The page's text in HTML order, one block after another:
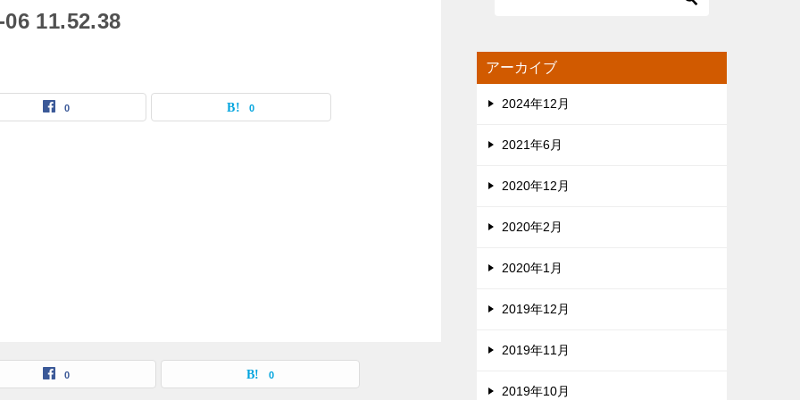
11.52.38
0 0
0 0
アーカイブ
2024年12月
2021年6月
2020年12月
2020年2月
2020年1月
2019年12月
2019年11月
2019年10月